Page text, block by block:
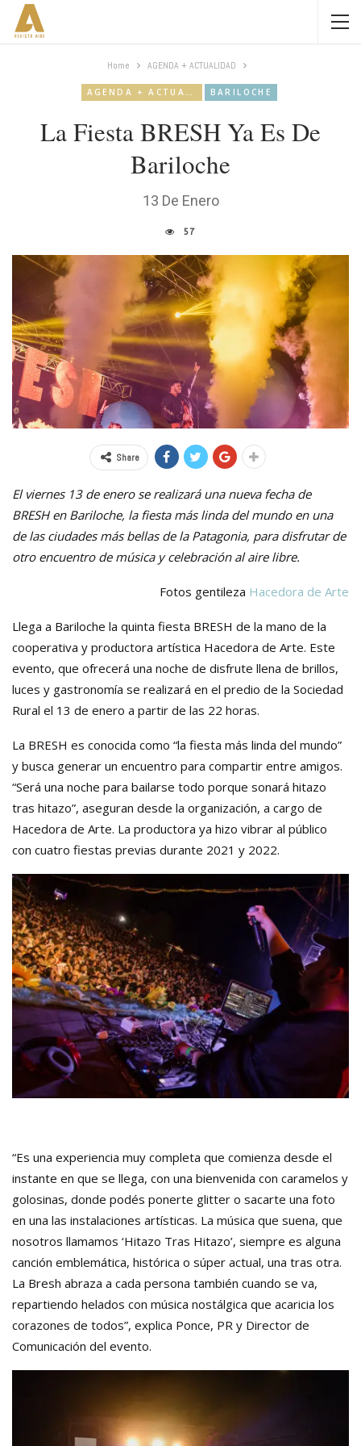
Home AGENDA + ACTUALIDAD
AGENDA + ACTUALIDAD BARILOCHE
La Fiesta BRESH Ya Es De
Bariloche
13 De Enero
57
Share
El viernes 13 de enero se realizará una nueva fecha de
BRESH en Bariloche, la fiesta más linda del mundo en una
de las ciudades más bellas de la Patagonia, para disfrutar de
otro encuentro de música y celebración al aire libre.
Fotos gentileza Hacedora de Arte
Llega a Bariloche la quinta fiesta BRESH de la mano de la
cooperativa y productora artística Hacedora de Arte. Este
evento, que ofrecerá una noche de disfrute llena de brillos,
luces y gastronomía se realizará en el predio de la Sociedad
Rural el 13 de enero a partir de las 22 horas.
La BRESH es conocida como “la fiesta más linda del mundo”
y busca generar un encuentro para compartir entre amigos.
“Será una noche para bailarse todo porque sonará hitazo
tras hitazo”, aseguran desde la organización, a cargo de
Hacedora de Arte. La productora ya hizo vibrar al público
con cuatro fiestas previas durante 2021 y 2022.
“Es una experiencia muy completa que comienza desde el
instante en que se llega, con una bienvenida con caramelos y
golosinas, donde podés ponerte glitter o sacarte una foto
en una las instalaciones artísticas. La música que suena, que
nosotros llamamos ‘Hitazo Tras Hitazo’, siempre es alguna
canción emblemática, histórica o súper actual, una tras otra.
La Bresh abraza a cada persona también cuando se va,
repartiendo helados con música nostálgica que acaricia los
corazones de todos”, explica Ponce, PR y Director de
Comunicación del evento.